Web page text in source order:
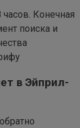
Конечная
поиска и
в Эйприл-